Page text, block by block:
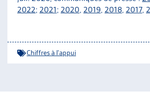
2022; 2021; 2020 2019 2018 2017,
Chiffres à l'appui